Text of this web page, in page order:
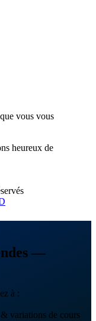
vous vous
heureux de
—
à :
variations de cours